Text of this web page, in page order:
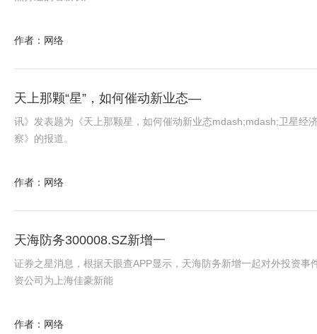
作者：网络
天上那颗“星”，如何催动新业态—
讯》发表题为《天上那颗星，如何催动新业态mdash;mdash;卫星经
察》的报道。
作者：网络
天海防务300008.SZ新增一
证券之星消息，根据天眼查APP显示，天海防务新增一起对外投资事
资公司为上海佳豪新能
作者：网络